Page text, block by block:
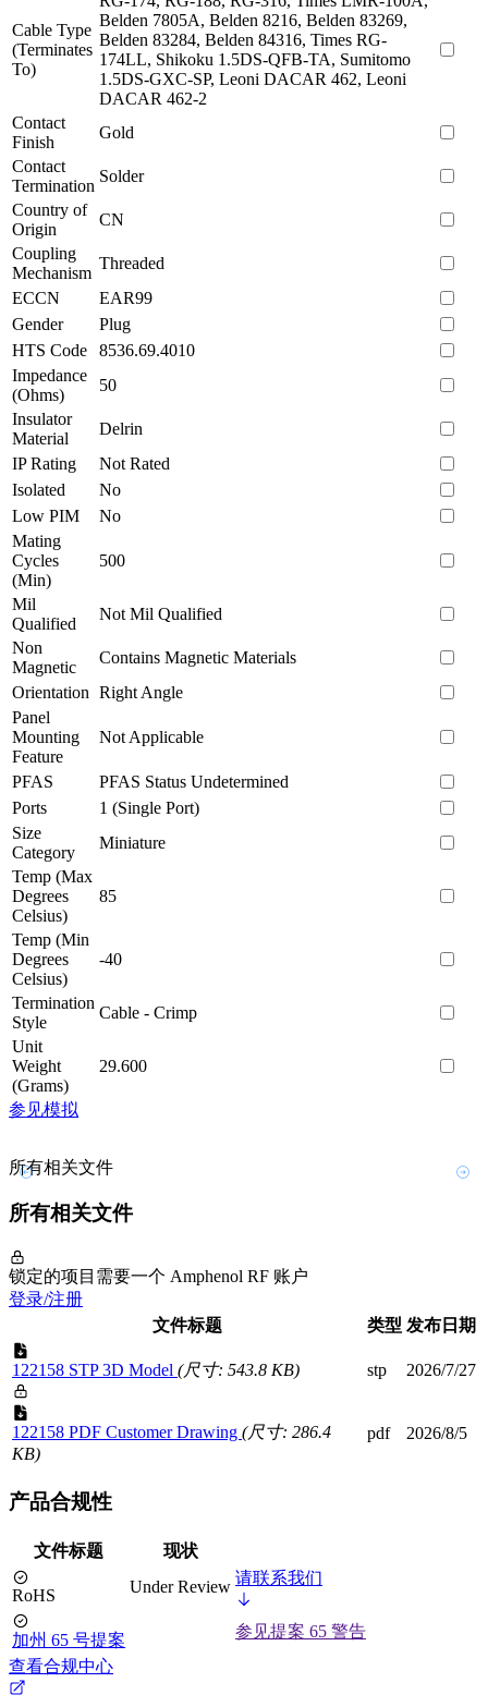
Cable Type
(Terminates
To)
Belden 7805A, Belden 8216, Belden 83269,
Belden 83284, Belden 84316, Times RG-
174LL, Shikoku 1.5DS-QFB-TA, Sumitomo
1.5DS-GXC-SP, Leoni DACAR 462, Leoni
DACAR 462-2
Contact
Finish
Gold
Contact
Termination
Solder
Country of
Origin
CN
Coupling
Mechanism
Threaded
ECCN
EAR99
Gender
Plug
HTS Code
8536.69.4010
Impedance
(Ohms)
50
Insulator
Material
Delrin
IP Rating
Not Rated
Isolated
No
Low PIM
No
Mating
Cycles
(Min)
500
Mil
Qualified
Not Mil Qualified
Non
Magnetic
Contains Magnetic Materials
Orientation Right Angle
Panel
Mounting
Feature
Not Applicable
PFAS
PFAS Status Undetermined
Ports
1 (Single Port)
Size
Category
Miniature
Temp (Max
Degrees
Celsius)
85
Temp (Min
Degrees
Celsius)
-40
Termination
Style
Cable - Crimp
Unit
Weight
(Grams)
29.600
参见模拟
所有相关文件
所有相关文件
锁定的项目需要一个 Amphenol RF 账户
登录/注册
文件标题
类型 发布日期
122158 STP 3D Model (尺寸: 543.8 KB) stp 2026/7/27
122158 PDF Customer Drawing (尺寸: 286.4
KB)
pdf 2026/8/5
产品合规性
文件标题 现状
RoHS Under Review 请联系我们
加州 65 号提案
参见提案 65 警告
查看合规中心